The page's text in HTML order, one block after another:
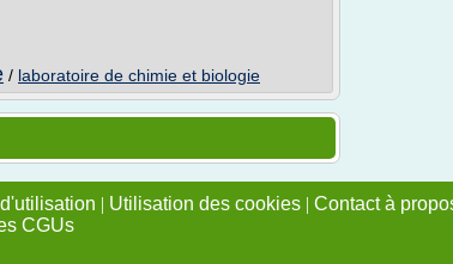
/ laboratoire de chimie et biologie
| Utilisation des cookies | Contact à
CGUs